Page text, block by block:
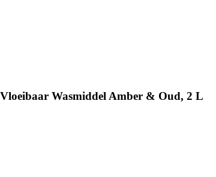
Wasmiddel Amber & Oud, 2 L